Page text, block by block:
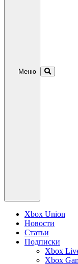
Меню
Xbox Union
Новости
Статьи
Подписки
Xbox
Xbox